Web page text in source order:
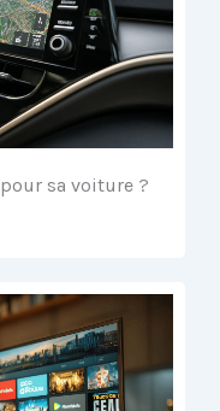
sa voiture ?